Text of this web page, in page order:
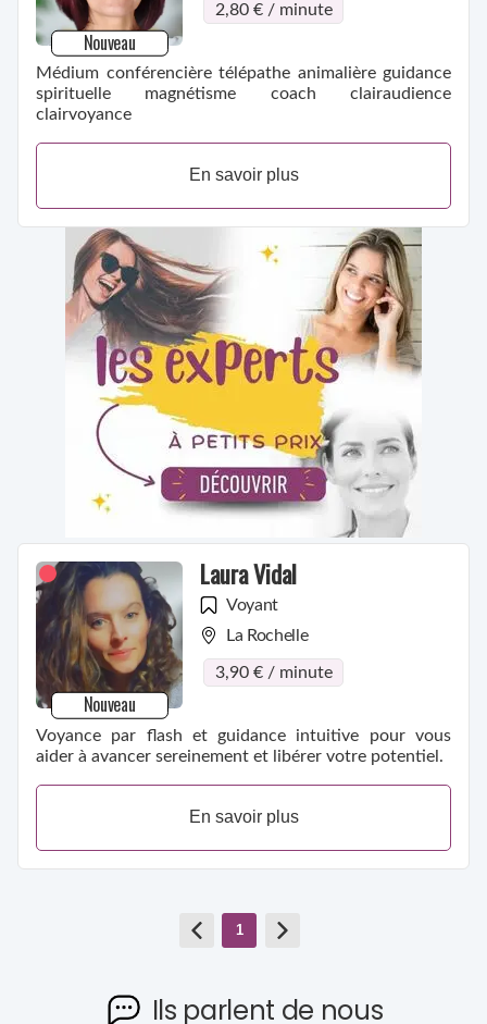
Nouveau
2,80 € / minute
Médium conférencière télépathe animalière guidance
spirituelle magnétisme coach clairaudience
clairvoyance
En savoir plus
Nouveau
Laura Vidal
Voyant
La Rochelle
3,90 € / minute
Voyance par flash et guidance intuitive pour vous
aider à avancer sereinement et libérer votre potentiel.
En savoir plus
1
Ils parlent de nous